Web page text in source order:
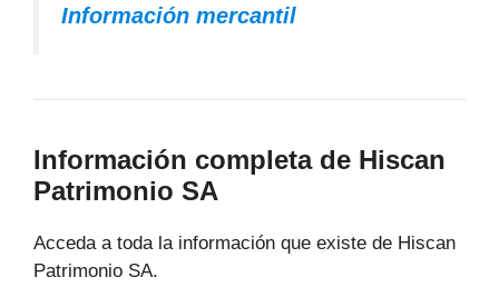
Información mercantil
Información completa de Hiscan
Patrimonio SA
Acceda a toda la información que existe de Hiscan
Patrimonio SA.